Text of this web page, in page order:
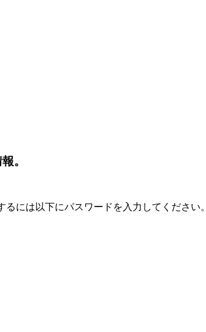
。
には以下にパスワードを入力してください。